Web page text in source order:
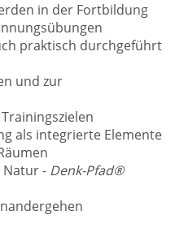
in der Fortbildung
praktisch durchgeführt
und zur
als integrierte Elemente
Natur - Denk-Pfad®